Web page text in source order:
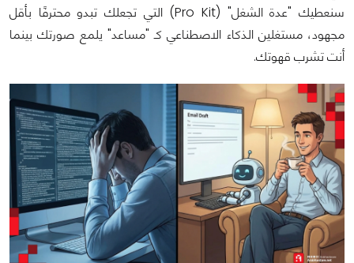
سنعطيك "عدة الشغل" (Pro Kit) التي تجعلك تبدو محترفًا بأقل
مجهود، مستغلين الذكاء الاصطناعي كـ "مساعد" يلمع صورتك بينما
أنت تشرب قهوتك.